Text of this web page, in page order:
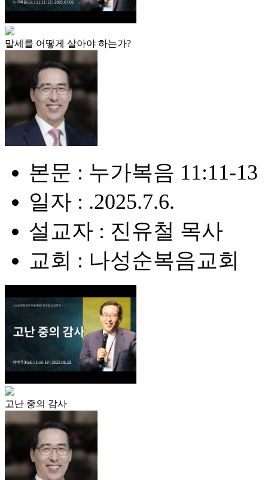
말세를 어떻게 살아야 하는가?
본문 : 누가복음 11:11-13
일자 : .2025.7.6.
설교자 : 진유철 목사
교회 : 나성순복음교회
고난 중의 감사